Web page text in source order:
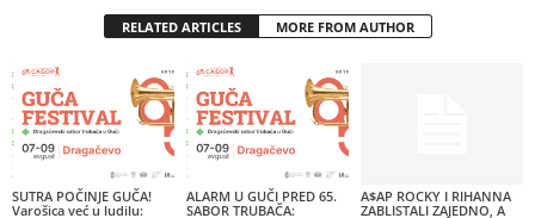
RELATED ARTICLES MORE FROM AUTHOR
SUTRA POČINJE GUČA!
Varošica već u ludilu:
ALARM U GUČI PRED 65.
SABOR TRUBAČA:
A$AP ROCKY I RIHANNA
ZABLISTALI ZAJEDNO, A